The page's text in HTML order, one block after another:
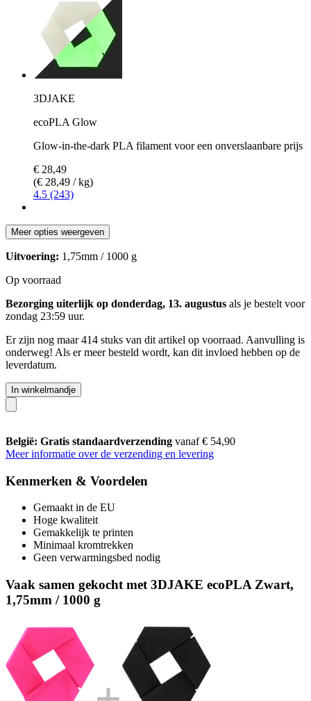
3DJAKE
ecoPLA Glow
Glow-in-the-dark PLA filament voor een onverslaanbare prijs
€ 28,49
(€ 28,49 / kg)
4.5 (243)
Meer opties weergeven
Uitvoering: 1,75mm / 1000 g
Op voorraad
Bezorging uiterlijk op donderdag, 13. augustus als je bestelt voor
zondag 23:59 uur.
Er zijn nog maar 414 stuks van dit artikel op voorraad. Aanvulling is
onderweg! Als er meer besteld wordt, kan dit invloed hebben op de
leverdatum.
In winkelmandje
België: Gratis standaardverzending vanaf € 54,90
Meer informatie over de verzending en levering
Kenmerken & Voordelen
Gemaakt in de EU
Hoge kwaliteit
Gemakkelijk te printen
Minimaal kromtrekken
Geen verwarmingsbed nodig
Vaak samen gekocht met 3DJAKE ecoPLA Zwart,
1,75mm / 1000 g